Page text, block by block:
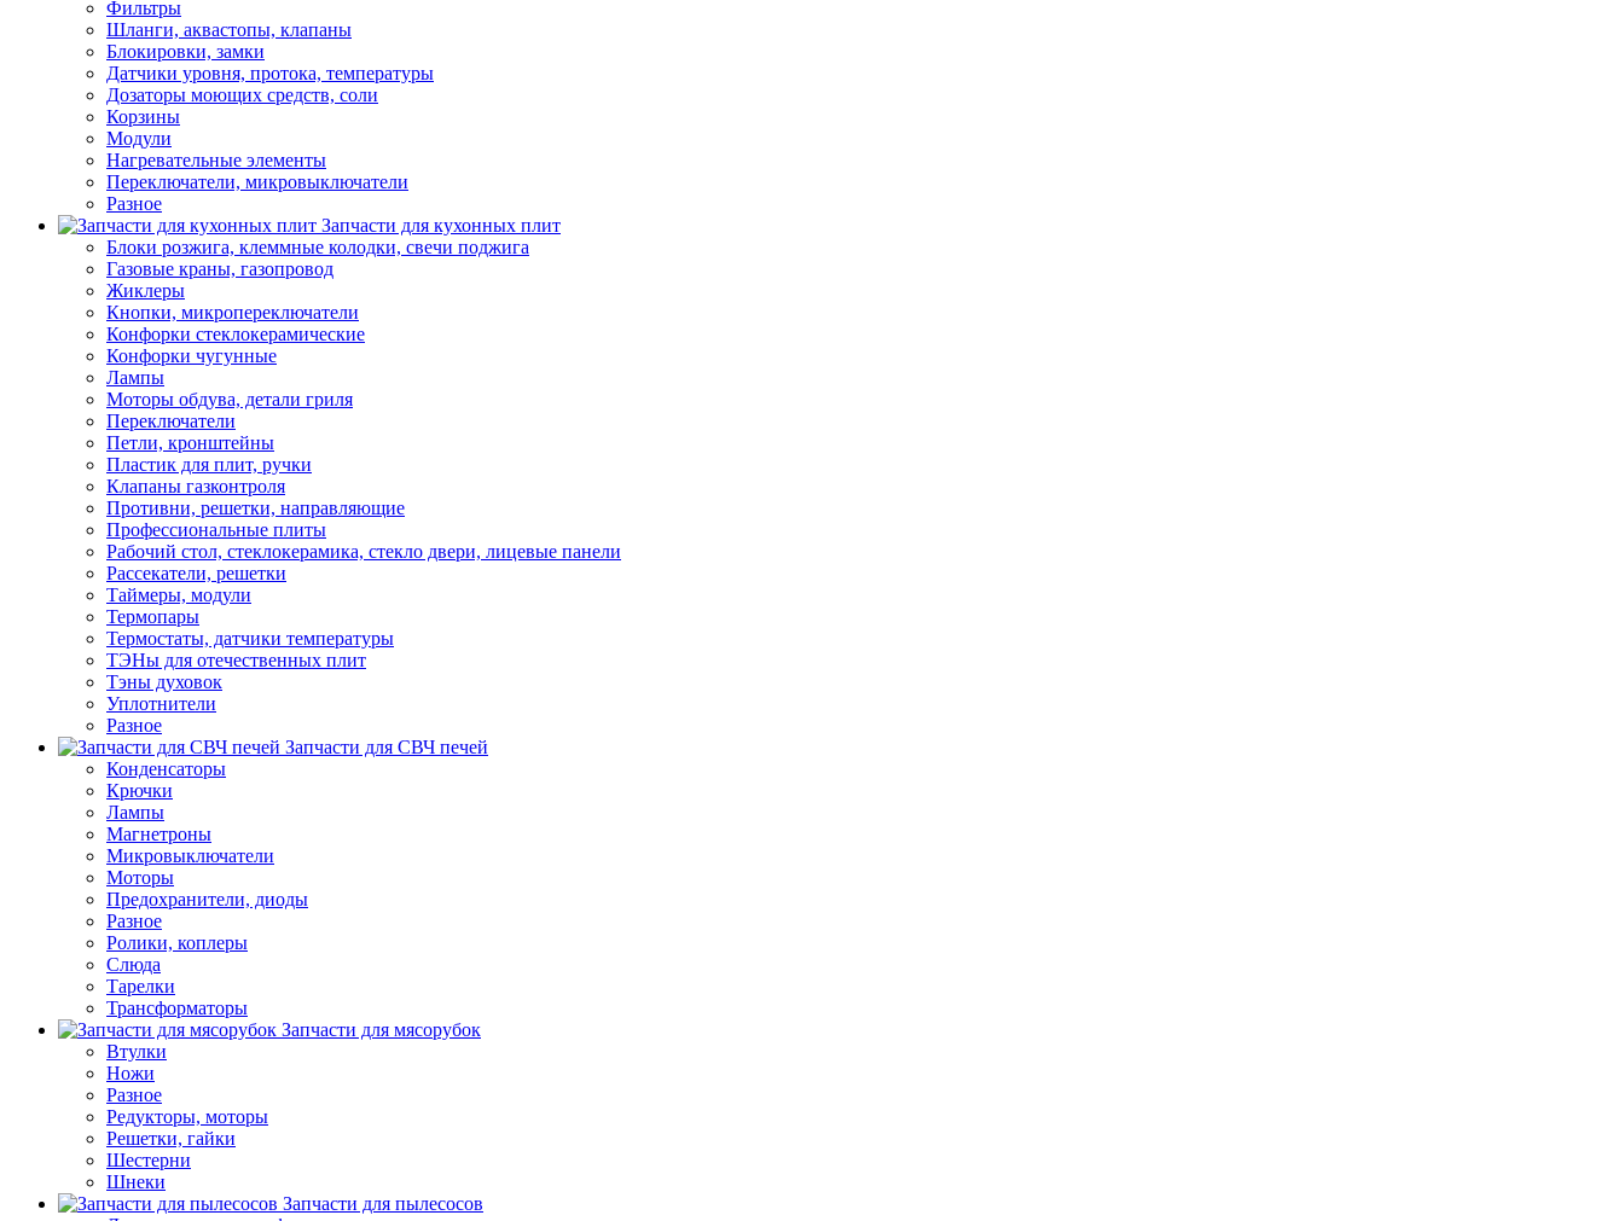
Фильтры
Шланги, аквастопы, клапаны
Блокировки, замки
Датчики уровня, протока, температуры
Дозаторы моющих средств, соли
Корзины
Модули
Нагревательные элементы
Переключатели, микровыключатели
Разное
Запчасти для кухонных плит
Блоки розжига, клеммные колодки, свечи поджига
Газовые краны, газопровод
Жиклеры
Кнопки, микропереключатели
Конфорки стеклокерамические
Конфорки чугунные
Лампы
Моторы обдува, детали гриля
Переключатели
Петли, кронштейны
Пластик для плит, ручки
Клапаны газконтроля
Противни, решетки, направляющие
Профессиональные плиты
Рабочий стол, стеклокерамика, стекло двери, лицевые панели
Рассекатели, решетки
Таймеры, модули
Термопары
Термостаты, датчики температуры
ТЭНы для отечественных плит
Тэны духовок
Уплотнители
Разное
Запчасти для СВЧ печей
Конденсаторы
Крючки
Лампы
Магнетроны
Микровыключатели
Моторы
Предохранители, диоды
Разное
Ролики, коплеры
Слюда
Тарелки
Трансформаторы
Запчасти для мясорубок
Втулки
Ножи
Разное
Редукторы, моторы
Решетки, гайки
Шестерни
Шнеки
Запчасти для пылесосов